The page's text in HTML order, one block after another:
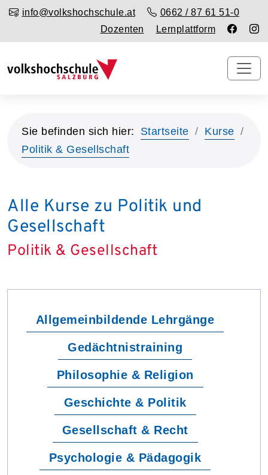
info@volkshochschule.at
0662 / 87 61 51-0
Dozenten
Lernplattform
Sie befinden sich hier: Startseite
Kurse
Politik & Gesellschaft
Alle Kurse zu Politik und
Gesellschaft
Politik & Gesellschaft
Allgemeinbildende Lehrgänge
Gedächtnistraining
Philosophie & Religion
Geschichte & Politik
Gesellschaft & Recht
Psychologie & Pädagogik